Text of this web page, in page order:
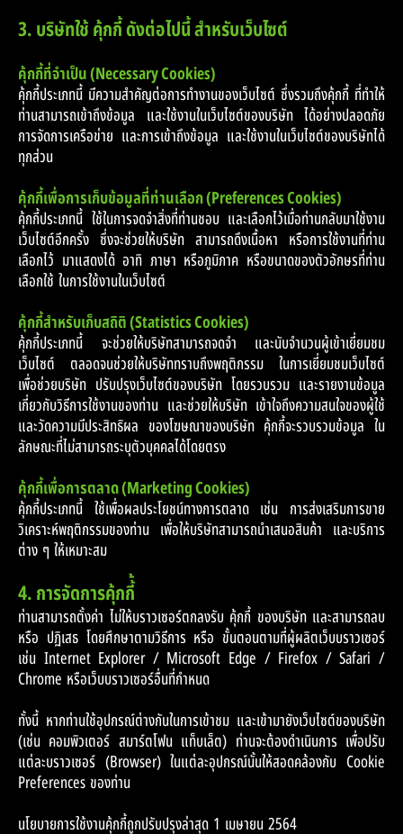
3. บริษัทใช้ คุ้กกี้ ดังต่อไปนี้ สำหรับเว็บไซต์
คุ้กกี้ที่จำเป็น (Necessary Cookies)
คุ้กกี้ประเภทนี้ มีความสำคัญต่อการทำงานของเว็บไซต์ ซึ่งรวมถึงคุ้กกี้ ที่ทำให้
ท่านสามารถเข้าถึงข้อมูล และใช้งานในเว็บไซต์ของบริษัท ได้อย่างปลอดภัย
การจัดการเครือข่าย และการเข้าถึงข้อมูล และใช้งานในเว็บไซต์ของบริษัทได้
ทุกส่วน
คุ้กกี้เพื่อการเก็บข้อมูลที่ท่านเลือก (Preferences Cookies)
คุ้กกี้ประเภทนี้ ใช้ในการจดจำสิ่งที่ท่านชอบ และเลือกไว้เมื่อท่านกลับมาใช้งาน
เว็บไซต์อีกครั้ง ซึ่งจะช่วยให้บริษัท สามารถดึงเนื้อหา หรือการใช้งานที่ท่าน
เลือกไว้ มาแสดงได้ อาทิ ภาษา หรือภูมิภาค หรือขนาดของตัวอักษรที่ท่าน
เลือกใช้ ในการใช้งานในเว็บไซต์
คุ้กกี้สำหรับเก็บสถิติ (Statistics Cookies)
คุ้กกี้ประเภทนี้ จะช่วยให้บริษัทสามารถจดจำ และนับจำนวนผู้เข้าเยี่ยมชม
เว็บไซต์ ตลอดจนช่วยให้บริษัททราบถึงพฤติกรรม ในการเยี่ยมชมเว็บไซต์
เพื่อช่วยบริษัท ปรับปรุงเว็บไซต์ของบริษัท โดยรวบรวม และรายงานข้อมูล
เกี่ยวกับวิธีการใช้งานของท่าน และช่วยให้บริษัท เข้าใจถึงความสนใจของผู้ใช้
และวัดความมีประสิทธิผล ของโฆษณาของบริษัท คุ้กกี้จะรวบรวมข้อมูล ใน
ลักษณะที่ไม่สามารถระบุตัวบุคคลได้โดยตรง
คุ้กกี้เพื่อการตลาด (Marketing Cookies)
คุ้กกี้ประเภทนี้ ใช้เพื่อผลประโยชน์ทางการตลาด เช่น การส่งเสริมการขาย
วิเคราะห์พฤติกรรมของท่าน เพื่อให้บริษัทสามารถนำเสนอสินค้า และบริการ
ต่าง ๆ ให้เหมาะสม
4. การจัดการคุ้กกี้้
ท่านสามารถตั้งค่า ไม่ให้บราวเซอร์ตกลงรับ คุ้กกี้ ของบริษัท และสามารถลบ
หรือ ปฏิเสธ โดยศึกษาตามวิธีการ หรือ ขั้นตอนตามที่ผู้ผลิตเว็บบราวเซอร์
เช่น Internet Explorer / Microsoft Edge / Firefox / Safari /
Chrome หรือเว็บบราวเซอร์อื่นที่กำหนด
ทั้งนี้ หากท่านใช้อุปกรณ์ต่างกันในการเข้าชม และเข้ามายังเว็บไซต์ของบริษัท
(เช่น คอมพิวเตอร์ สมาร์ตโฟน แท็บเล็ต) ท่านจะต้องดำเนินการ เพื่อปรับ
แต่ละบราวเซอร์ (Browser) ในแต่ละอุปกรณ์นั้นให้สอดคล้องกับ Cookie
Preferences ของท่าน
นโยบายการใช้งานคุ้กกี้ถูกปรับปรุงล่าสุด 1 เมษายน 2564